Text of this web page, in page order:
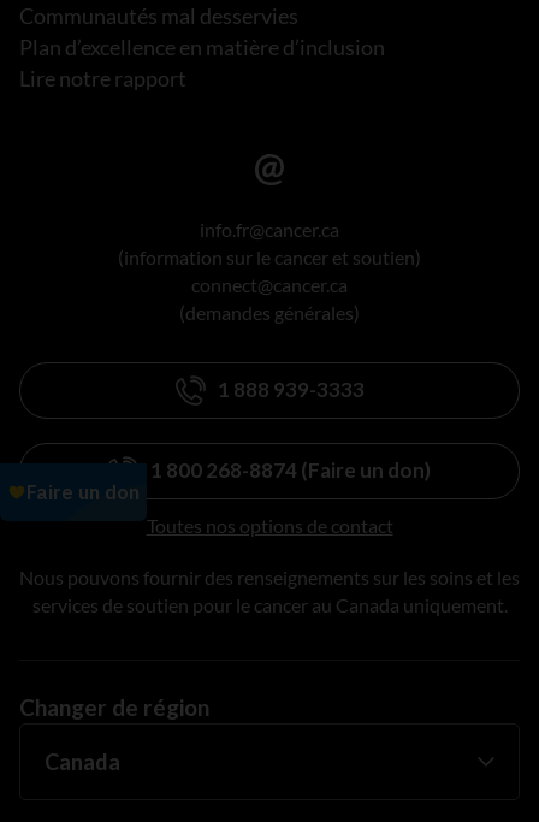
Communautés mal desservies
Plan d’excellence en matière d’inclusion
Lire notre rapport
info.fr@cancer.ca
(information sur le cancer et soutien)
connect@cancer.ca
(demandes générales)
1 888 939-3333
1 800 268-8874 (Faire un don)
Toutes nos options de contact
Nous pouvons fournir des renseignements sur les soins et les
services de soutien pour le cancer au Canada uniquement.
Changer de région